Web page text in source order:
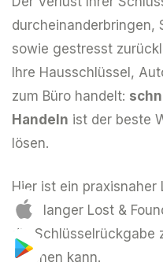
durcheinanderbringen,
sowie gestresst
Ihre Hausschlüssel,
zum Büro handelt:
Handeln ist der beste
lösen.
Hier ist ein
jahrelanger Lost &
die
machen kann.